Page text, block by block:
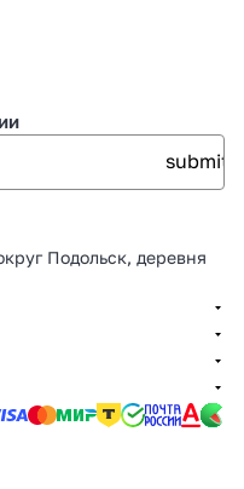
Подольск, деревня